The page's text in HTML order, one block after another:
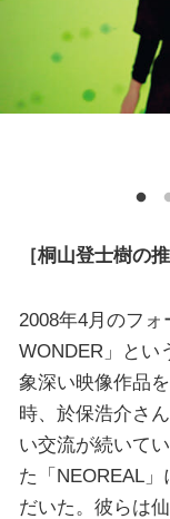
［桐山登士樹の推
2008年4月のフ
WONDER」とい
象深い映像作品
時、於保浩介さ
い交流が続いて
た「NEOREAL
だいた。彼らは